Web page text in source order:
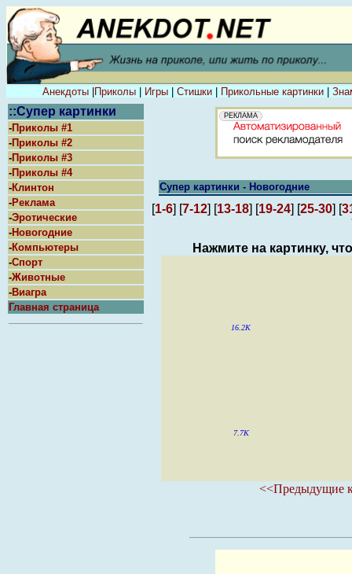
Анекдоты Приколы Игры Стишки Прикольные картинки
::Супер картинки
-Приколы #1
-Приколы #2
-Приколы #3
-Приколы #4
-Клинтон
-Реклама
-Эротические
-Новогодние
-Компьютеры
-Спорт
-Животные
-Виагра
Главная страница
Супер картинки - Новогодние
[1-6] [7-12] [13-18] [19-24] [25-30] [
Нажмите на картинку,
16.2K
7.7K
<<Предыдущие